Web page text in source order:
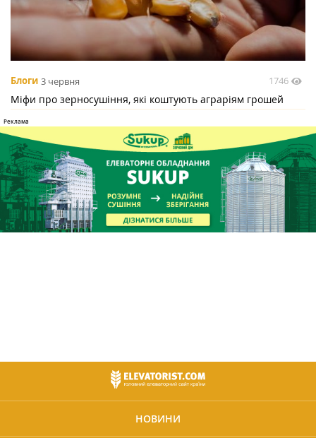
Блоги 3 червня 1746
Міфи про зерносушіння, які коштують аграріям грошей
НОВИНИ